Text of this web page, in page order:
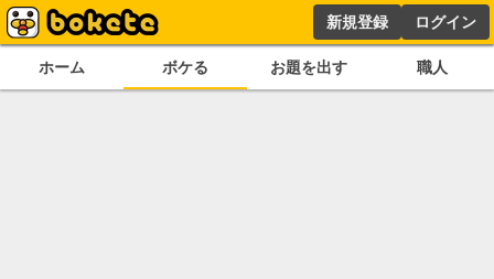
新規登録 ログイン
ホーム ボケる お題を出す 職人